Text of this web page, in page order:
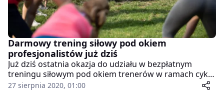
Darmowy trening siłowy pod okiem
profesjonalistów już dziś
Już dziś ostatnia okazja do udziału w bezpłatnym
treningu siłowym pod okiem trenerów w ramach cyklu
Lato w Parku Starego Browaru. Z uwagi na
niesprzyjające warunki pogodowe, tym razem zajęcia
27 sierpnia 2020, 01:00